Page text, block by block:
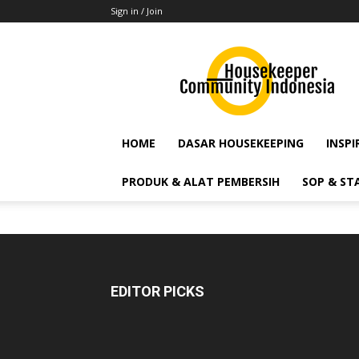
Sign in / Join
housekeeper
community
HOME DASAR HOUSEKEEPING
PRODUK & ALAT PEMBERSIH SOP &
EDITOR PICKS